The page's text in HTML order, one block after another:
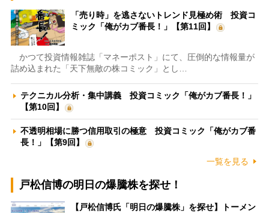
「売り時」を逃さないトレンド見極め術 投資コ
ミック「俺がカブ番長！」【第11回】
かつて投資情報雑誌「マネーポスト」にて、圧倒的な情報量が
詰め込まれた「天下無敵の株コミック」とし…
テクニカル分析・集中講義 投資コミック「俺がカブ番長！」
【第10回】
不透明相場に勝つ信用取引の極意 投資コミック「俺がカブ番
長！」【第9回】
一覧を見る
戸松信博の明日の爆騰株を探せ！
【戸松信博氏「明日の爆騰株」を探せ】トーメン